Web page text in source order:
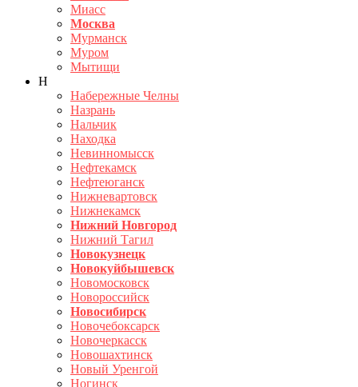
Миасс
Москва
Мурманск
Муром
Мытищи
Н
Набережные Челны
Назрань
Нальчик
Находка
Невинномысск
Нефтекамск
Нефтеюганск
Нижневартовск
Нижнекамск
Нижний Новгород
Нижний Тагил
Новокузнецк
Новокуйбышевск
Новомосковск
Новороссийск
Новосибирск
Новочебоксарск
Новочеркасск
Новошахтинск
Новый Уренгой
Ногинск